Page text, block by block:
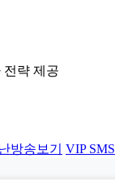
전략 제공
방송보기 VIP SMS